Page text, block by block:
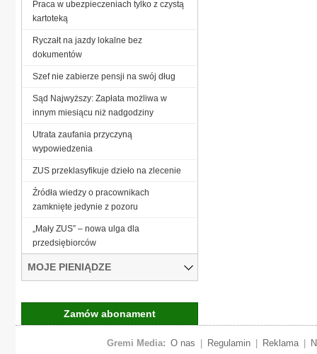
Praca w ubezpieczeniach tylko z czystą
kartoteką
Ryczałt na jazdy lokalne bez
dokumentów
Szef nie zabierze pensji na swój dług
Sąd Najwyższy: Zapłata możliwa w
innym miesiącu niż nadgodziny
Utrata zaufania przyczyną
wypowiedzenia
ZUS przeklasyfikuje dzieło na zlecenie
Źródła wiedzy o pracownikach
zamknięte jedynie z pozoru
„Mały ZUS” – nowa ulga dla
przedsiębiorców
MOJE PIENIĄDZE
Zamów abonament
Gremi Media: O nas Regulamin Reklama